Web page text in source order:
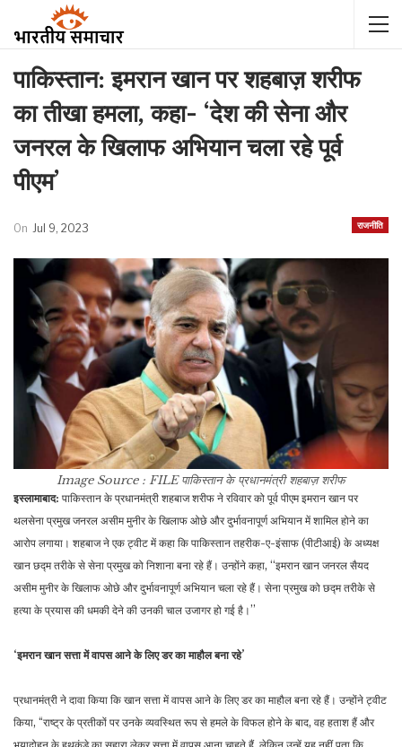
पाकिस्तान: इमरान खान पर शहबाज़ शरीफ
का तीखा हमला, कहा- ‘देश की सेना और
जनरल के खिलाफ अभियान चला रहे पूर्व
पीएम’
राजनीति
On Jul 9, 2023
Image Source : FILEपाकिस्तान के प्रधानमंत्री शहबाज़ शरीफ
इस्लामाबाद: पाकिस्तान के प्रधानमंत्री शहबाज शरीफ ने रविवार को पूर्व पीएम इमरान खान पर
थलसेना प्रमुख जनरल असीम मुनीर के खिलाफ ओछे और दुर्भावनापूर्ण अभियान में शामिल होने का
आरोप लगाया। शहबाज ने एक ट्वीट में कहा कि पाकिस्तान तहरीक-ए-इंसाफ (पीटीआई) के अध्यक्ष
खान छद्म तरीके से सेना प्रमुख को निशाना बना रहे हैं। उन्होंने कहा, ‘‘इमरान खान जनरल सैयद
असीम मुनीर के खिलाफ ओछे और दुर्भावनापूर्ण अभियान चला रहे हैं। सेना प्रमुख को छद्म तरीके से
हत्या के प्रयास की धमकी देने की उनकी चाल उजागर हो गई है।’’
‘इमरान खान सत्ता में वापस आने के लिए डर का माहौल बना रहे’
प्रधानमंत्री ने दावा किया कि खान सत्ता में वापस आने के लिए डर का माहौल बना रहे हैं। उन्होंने ट्वीट
किया, “राष्ट्र के प्रतीकों पर उनके व्यवस्थित रूप से हमले के विफल होने के बाद, वह हताश हैं और